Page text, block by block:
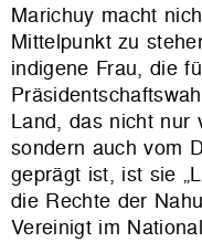
Marichuy macht
Mittelpunkt zu
indigene Frau, die
Land, das nicht nur
sondern auch vom
geprägt ist, ist sie
die Rechte der
Vereinigt im